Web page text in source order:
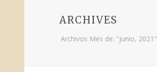
ARCHIVES
Archivos Mes de: "junio, 2021"